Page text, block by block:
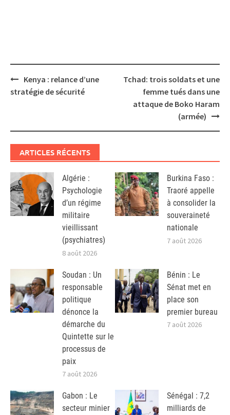
Post
navigation
Kenya : relance d’une
stratégie de sécurité
Tchad: trois soldats et une
femme tués dans une
attaque de Boko Haram
(armée)
ARTICLES RÉCENTS
Algérie :
Psychologie
d’un régime
militaire
vieillissant
(psychiatres)
8 août 2026
Burkina Faso :
Traoré appelle
à consolider la
souveraineté
nationale
7 août 2026
Soudan : Un
responsable
politique
dénonce la
démarche du
Quintette sur le
processus de
paix
7 août 2026
Bénin : Le
Sénat met en
place son
premier bureau
7 août 2026
Gabon : Le
secteur minier
Sénégal : 7,2
milliards de